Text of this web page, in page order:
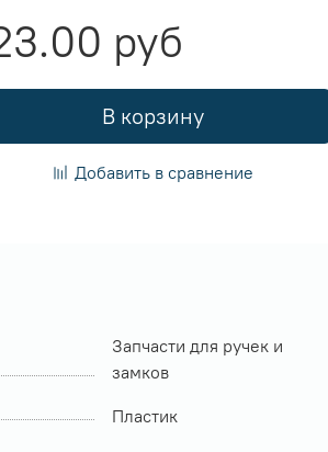
руб
В корзину
Добавить в сравнение
Запчасти для ручек и
замков
Пластик